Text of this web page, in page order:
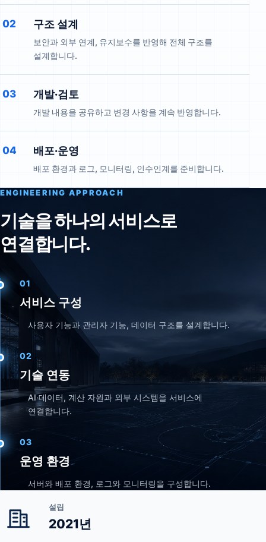
02 구조 설계
보안과 외부 연계, 유지보수를 반영해 전체 구조를
설계합니다.
03 개발·검토
개발 내용을 공유하고 변경 사항을 계속 반영합니다.
04 배포·운영
배포 환경과 로그, 모니터링, 인수인계를 준비합니다.
ENGINEERING APPROACH
기술을 하나의 서비스로
연결합니다.
01
서비스 구성
사용자 기능과 관리자 기능, 데이터 구조를 설계합니다.
02
기술 연동
AI·데이터, 계산 자원과 외부 시스템을 서비스에
연결합니다.
03
운영 환경
서버와 배포 환경, 로그와 모니터링을 구성합니다.
설립
2021년